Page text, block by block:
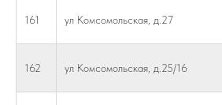
161 ул Комсомольская, д.27
162 ул Комсомольская, д.25/16